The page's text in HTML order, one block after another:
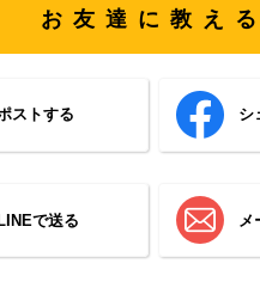
お友達に教える
ストする シ
で送る メ